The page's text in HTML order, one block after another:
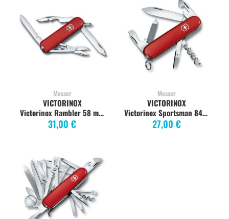
Messer
Victorinox Rambler 58 mm, 10 Funktionen, rot
31,00 €
VICTORINOX
Messer
Victorinox Sportsman 84 mm, 13 Funktionen, rot
27,00 €
VICTORINOX